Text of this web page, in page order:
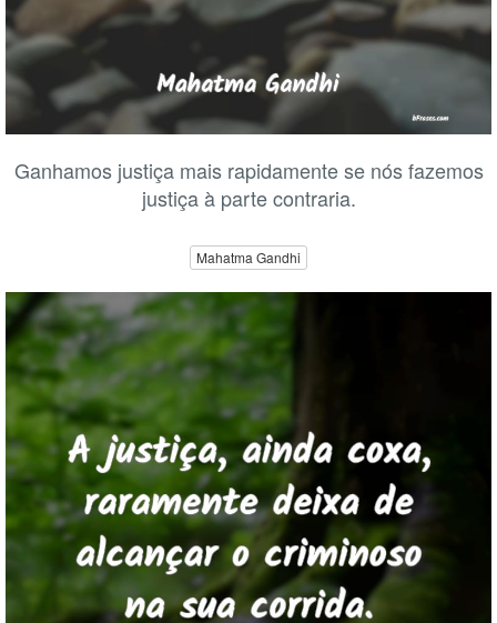
Ganhamos justiça mais rapidamente se nós fazemos
justiça à parte contraria.
Mahatma Gandhi